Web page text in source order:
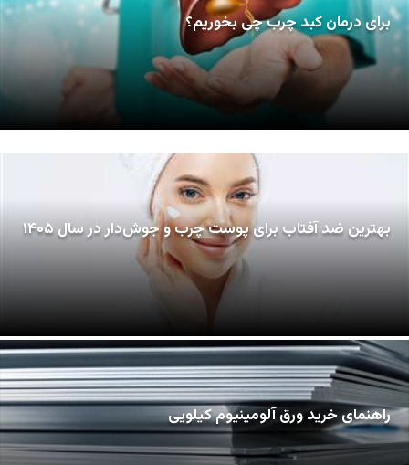
برای درمان کبد چرب چی بخوریم؟
بهترین ضد آفتاب برای پوست چرب و جوش‌دار در سال ۱۴۰۵
راهنمای خرید ورق آلومینیوم کیلویی